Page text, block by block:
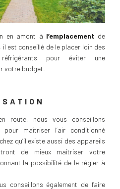
en amont à l’emplacement de
est conseillé de le placer loin des
pour éviter une
votre budget.
route, nous vous conseillons
pour maîtriser l’air conditionné
qu’il existe aussi des appareils
de mieux maîtriser votre
la possibilité de le régler à
conseillons également de faire